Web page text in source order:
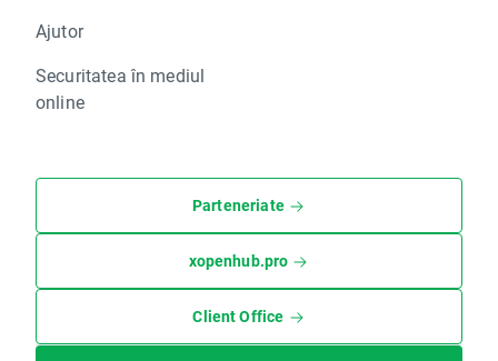
Ajutor
Securitatea în mediul
online
Parteneriate
xopenhub.pro
Client Office